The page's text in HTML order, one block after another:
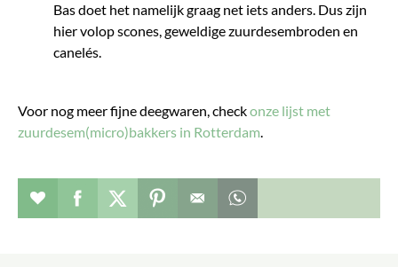
Bas doet het namelijk graag net iets anders. Dus zijn
hier volop scones, geweldige zuurdesembroden en
canelés.
Voor nog meer fijne deegwaren, checkonze lijst met
zuurdesem(micro)bakkers in Rotterdam.
Verhaal toevoegen aan favorieten
Deel dit op facebook
Deel dit op twitter
Deel dit op pinterest